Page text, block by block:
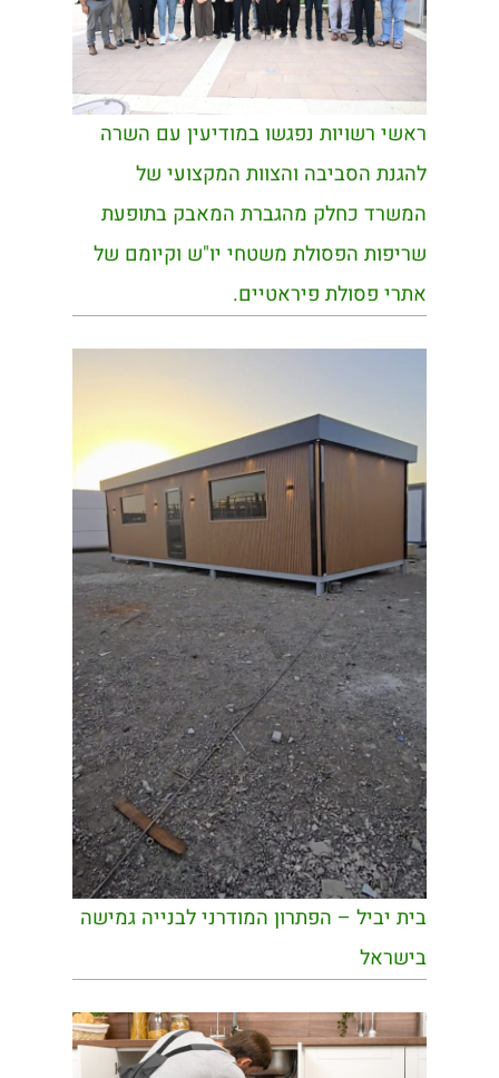
ראשי רשויות נפגשו במודיעין עם השרה
להגנת הסביבה והצוות המקצועי של
המשרד כחלק מהגברת המאבק בתופעת
שריפות הפסולת משטחי יו"ש וקיומם של
אתרי פסולת פיראטיים.
בית יביל – הפתרון המודרני לבנייה גמישה
בישראל